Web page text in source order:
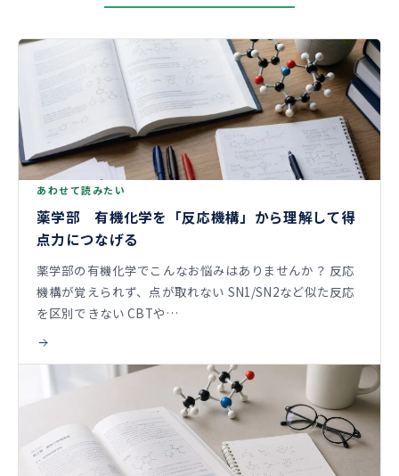
あわせて読みたい
薬学部 有機化学を「反応機構」から理解して得
点力につなげる
薬学部の有機化学でこんなお悩みはありませんか？ 反応
機構が覚えられず、点が取れない SN1/SN2など似た反応
を区別できない CBTや…